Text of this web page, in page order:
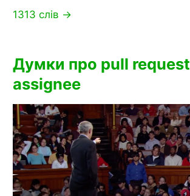
1313 слів →
Думки про pull request
assignee